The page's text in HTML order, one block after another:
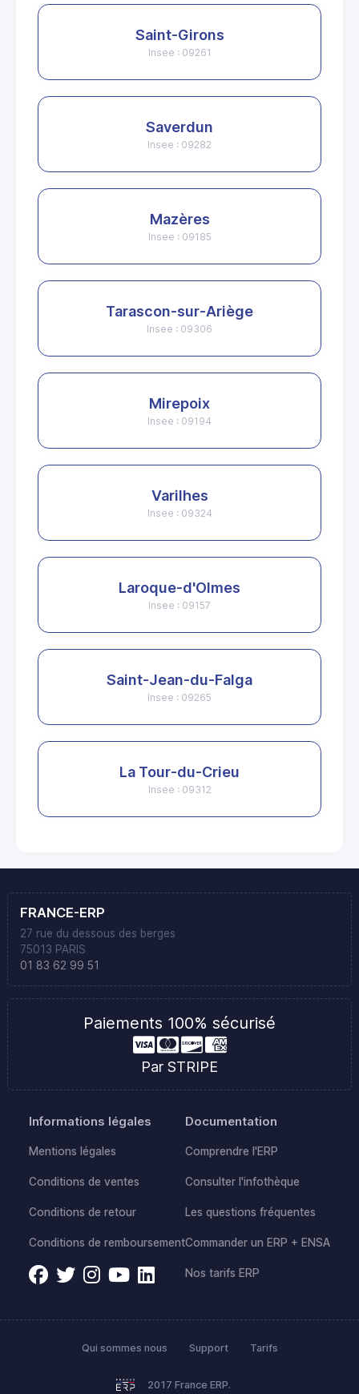
Saint-Girons
Insee : 09261
Saverdun
Insee : 09282
Mazères
Insee : 09185
Tarascon-sur-Ariège
Insee : 09306
Mirepoix
Insee : 09194
Varilhes
Insee : 09324
Laroque-d'Olmes
Insee : 09157
Saint-Jean-du-Falga
Insee : 09265
La Tour-du-Crieu
Insee : 09312
FRANCE-ERP
27 rue du dessous des berges
75013 PARIS
01 83 62 99 51
Paiements 100% sécurisé
Par STRIPE
Informations légales
Mentions légales
Conditions de ventes
Conditions de retour
Conditions de remboursement
Documentation
Comprendre l'ERP
Consulter l'infothèque
Les questions fréquentes
Commander un ERP + ENSA
Nos tarifs ERP
2017 France ERP.
Qui sommes nous Support Tarifs